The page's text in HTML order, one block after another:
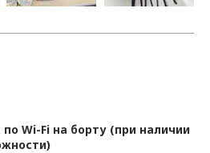
Wi-Fi на борту (при наличии